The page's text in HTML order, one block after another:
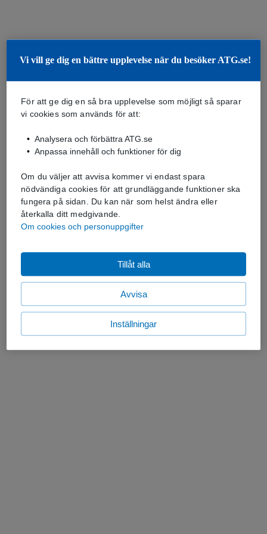
Vi vill ge dig en bättre upplevelse när du besöker ATG.se!
För att ge dig en så bra upplevelse som möjligt så sparar
vi cookies som används för att:
Analysera och förbättra ATG.se
Anpassa innehåll och funktioner för dig
Om du väljer att avvisa kommer vi endast spara
nödvändiga cookies för att grundläggande funktioner ska
fungera på sidan. Du kan när som helst ändra eller
återkalla ditt medgivande.
Om cookies och personuppgifter
Avvisa
Tillåt alla
Inställningar